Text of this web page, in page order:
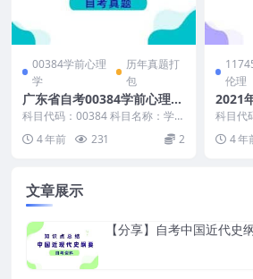
00384学前心理
学
历年真题打
包
广东省自考00384学前心理学
历年真题及答案
科目代码：00384 科目名称：学前
心理学 自考真题及答案包含： 广
东省2022...
4 年前 231 2
伦理
2021
战略
科目代
试题 真
4 年
文章展示
【分享】自考中国近代史